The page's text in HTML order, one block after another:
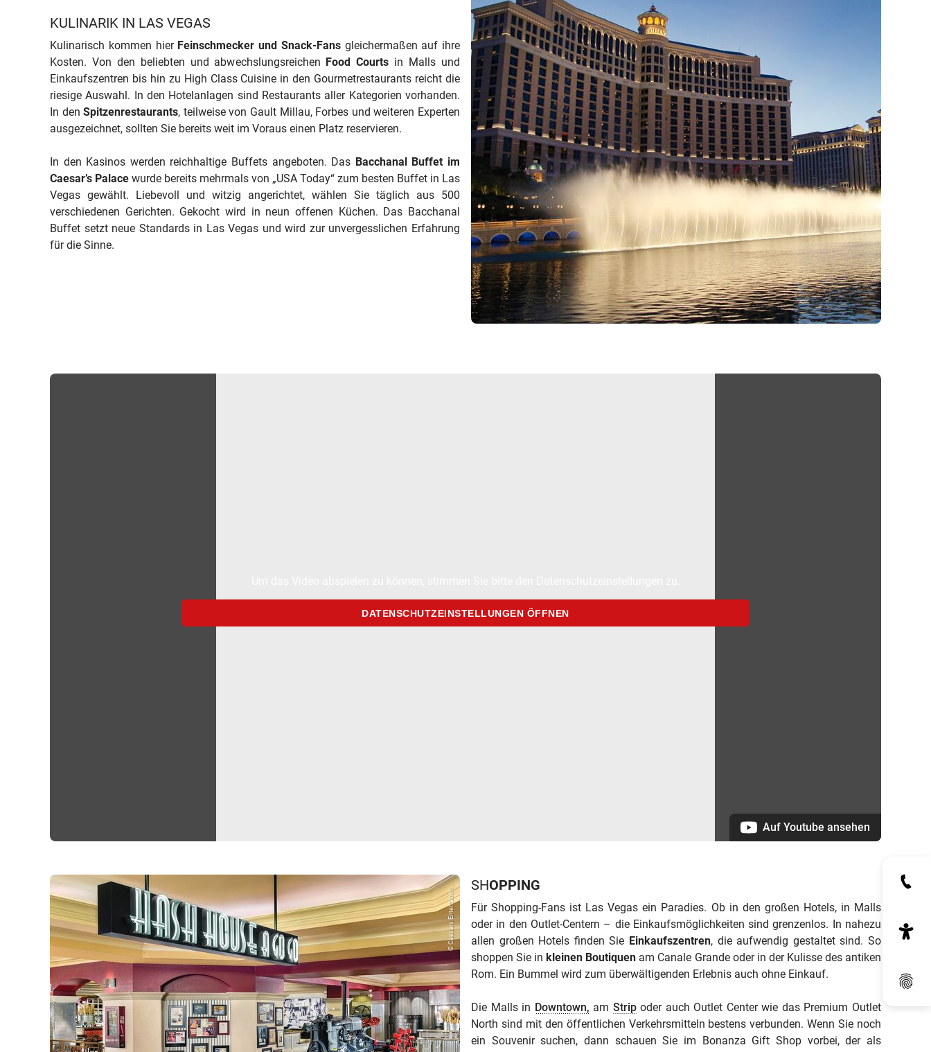
KULINARIK IN LAS VEGAS
Kulinarisch kommen hier Feinschmecker und Snack-Fansgleichermaßen auf ihre
Kosten. Von den beliebten und abwechslungsreichen Food Courts in Malls und
Einkaufszentren bis hin zu High Class Cuisine in den Gourmetrestaurants reicht die
riesige Auswahl. In den Hotelanlagen sind Restaurants aller Kategorien vorhanden.
In denSpitzenrestaurants, teilweise von Gault Millau, Forbes und weiteren Experten
ausgezeichnet, sollten Sie bereits weit im Voraus einen Platz reservieren.
In den Kasinos werden reichhaltige Buffets angeboten. Das Bacchanal Buffet im
Caesar’s Palace wurde bereits mehrmals von „USA Today“ zum besten Buffet in Las
Vegas gewählt. Liebevoll und witzig angerichtet, wählen Sie täglich aus 500
verschiedenen Gerichten. Gekocht wird in neun offenen Küchen. Das Bacchanal
Buffet setzt neue Standards in Las Vegas und wird zur unvergesslichen Erfahrung
für die Sinne.
DATENSCHUTZEINSTELLUNGEN ÖFFNEN
Auf Youtube ansehen
© Caesars Entertainm... SHOPPING
Für Shopping-Fans ist Las Vegas ein Paradies. Ob in den großen Hotels, in Malls
oder in den Outlet-Centern – die Einkaufsmöglichkeiten sind grenzenlos. In nahezu
allen großen Hotels finden Sie Einkaufszentren, die aufwendig gestaltet sind. So
shoppen Sie in kleinen Boutiquen am Canale Grande oder in der Kulisse des antiken
Rom. Ein Bummel wird zum überwältigenden Erlebnis auch ohne Einkauf.
Die Malls in Downtown, am Stripoder auch Outlet Center wie das Premium Outlet
North sind mit den öffentlichen Verkehrsmitteln bestens verbunden. Wenn Sie noch
ein Souvenir suchen, dann schauen Sie im Bonanza Gift Shop vorbei, der als